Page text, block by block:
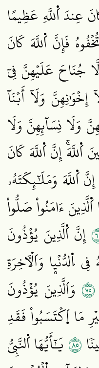
عِندَ اَ۬للَّهِ عَظِيمًا
فَإِنَّ اَ۬للَّهَ كَانَ
لَّا جُنَاحَ عَلَيۡهِنَّ فِيٓ
إِخۡوَٰنِهِنَّ وَلَآ أَبۡنَآ
وَلَا نِسَآئِهِنَّ وَلَا
إِنَّ اَ۬للَّهَ كَانَ
إِنَّ اَ۬للَّهَ وَمَلَٰٓئِكَتَهُۥ
ءَامَنُواْ صَلُّواْ
إِنَّ اَ۬لَّذِينَ يُؤۡذُونَ
اِ۬لدُّنۡيۭا وَاَلۡأٓخِرَةِ
٥٧ وَاَلَّذِينَ يُؤۡذُونَ
مَا اَ۪كۡتَسَبُواْ فَقَدِ
٥٨ يَٰٓأَيُّهَا اَ۬لنَّبِيُّ